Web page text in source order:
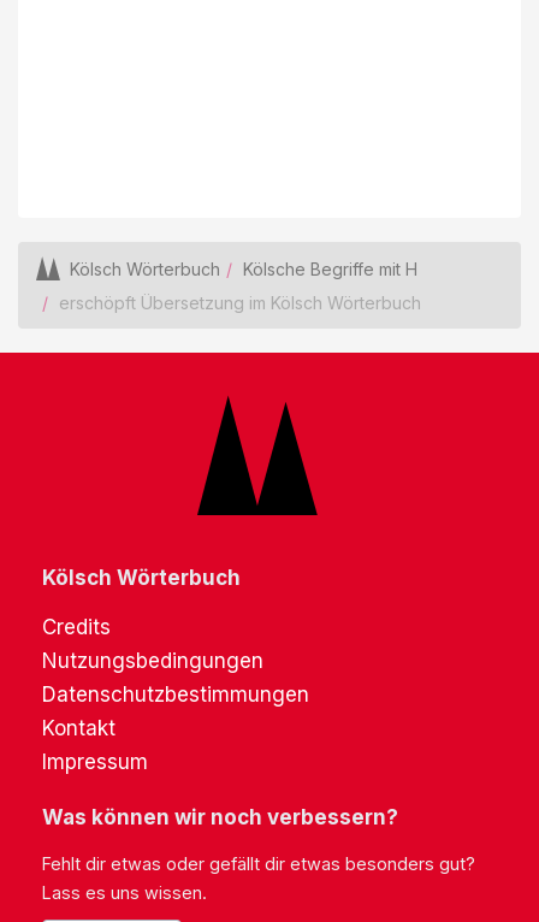
Kölsch Wörterbuch
Kölsche Begriffe mit H
erschöpft Übersetzung im Kölsch Wörterbuch
Kölsch Wörterbuch
Credits
Nutzungsbedingungen
Datenschutzbestimmungen
Kontakt
Impressum
Was können wir noch verbessern?
Fehlt dir etwas oder gefällt dir etwas besonders gut?
Lass es uns wissen.